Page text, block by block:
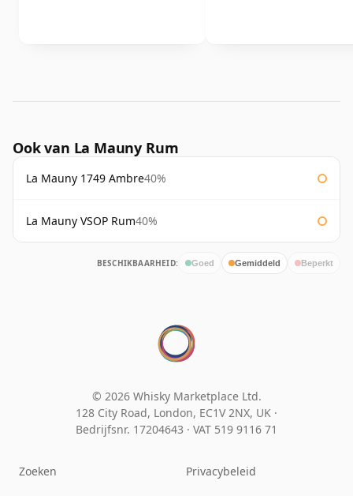
Ook van La Mauny Rum
La Mauny 1749 Ambre40%
La Mauny VSOP Rum40%
BESCHIKBAARHEID: Goed Gemiddeld Beperkt
© 2026 Whisky Marketplace Ltd.
128 City Road, London, EC1V 2NX, UK ·
Bedrijfsnr. 17204643 · VAT 519 9116 71
Zoeken
Privacybeleid